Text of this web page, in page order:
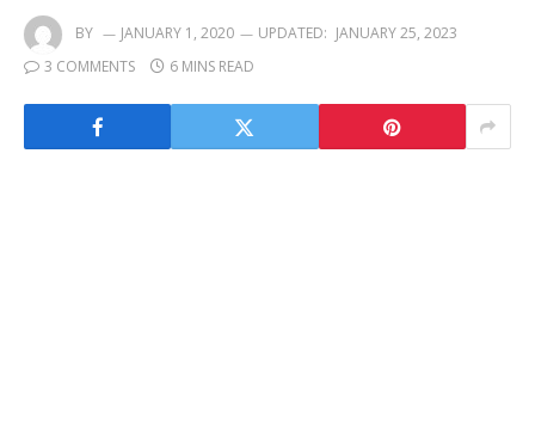
BY JANUARY 1, 2020 UPDATED: JANUARY 25, 2023
3 COMMENTS
6 MINS READ